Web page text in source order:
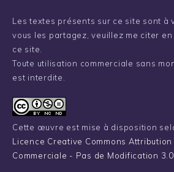
Les textes présents sur ce site sont à
vous les partagez, veuillez me citer
ce site.
Toute utilisation commerciale sans
est interdite.
Cette œuvre est mise à disposition
Licence Creative Commons Attribution
Commerciale - Pas de Modification